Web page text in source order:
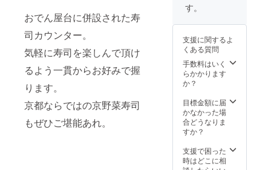
おでん屋台に併設された寿
司カウンター。
気軽に寿司を楽しんで頂け
るよう一貫からお好みで握
ります。
京都ならではの京野菜寿司
もぜひご堪能あれ。
9月末日
限り有
効
す。
支援に関するよ
くある質問
手数料はいく
らかかります
か？
目標金額に届
かなかった場
合どうなりま
すか？
支援で困った
時はどこに相